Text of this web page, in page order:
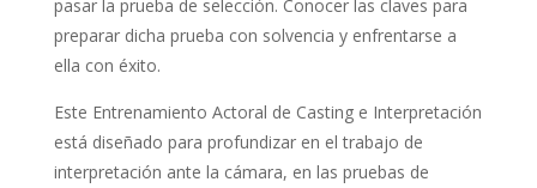
pasar la prueba de selección. Conocer las claves para
preparar dicha prueba con solvencia y enfrentarse a
ella con éxito.
Este Entrenamiento Actoral de Casting e Interpretación
está diseñado para profundizar en el trabajo de
interpretación ante la cámara, en las pruebas de